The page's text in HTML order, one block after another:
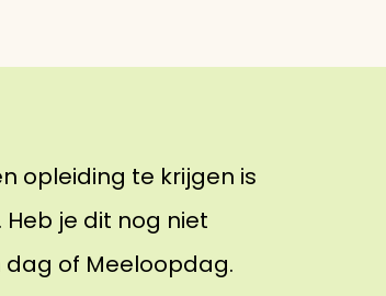
opleiding te krijgen is
je dit nog niet
of Meeloopdag.